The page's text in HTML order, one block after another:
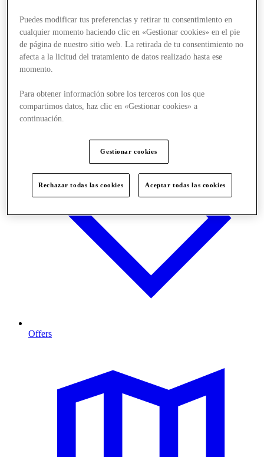
Stores
Offers
Puedes modificar tus preferencias y retirar tu consentimiento en
cualquier momento haciendo clic en «Gestionar cookies» en el pie
de página de nuestro sitio web. La retirada de tu consentimiento no
afecta a la licitud del tratamiento de datos realizado hasta ese
momento.
Para obtener información sobre los terceros con los que
compartimos datos, haz clic en «Gestionar cookies» a
continuación.
Gestionar cookies
Rechazar todas las cookies Aceptar todas las cookies